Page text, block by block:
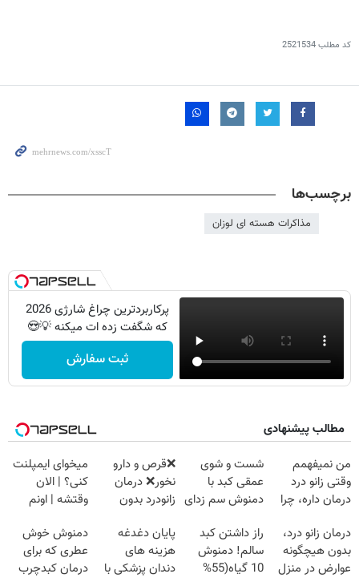
کد مطلب2521534
برچسب‌ها
مذاکرات هسته ای لوزان
پرکاربردترین چراغ شارژی 2026
که شگفت زده ات میکنه 💡😍
ثبت سفارش
مطالب پیشنهادی
من نمیفهمم
وقتی زانو درد
درمان داره، چرا
تحمل میکنی؟❗
شست و شوی
عمقی کبد با
دمنوش سم زدای
❌قرص‌ و دارو
نخور❌ درمان
زانودرد بدون
میخوای ایمپلنت
کنی؟ | الان
وقتشه | اونم
میلیون تومان!!!
درمان زانو درد،
بدون هیچگونه
عوارض در منزل
راز داشتن کبد
سالم! دمنوش
10 گیاه(55%
پایان دغدغه
هزینه های
دندان پزشکی با
دمنوش خوش
عطری که برای
درمان کبدچرب